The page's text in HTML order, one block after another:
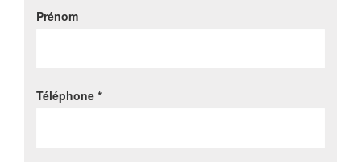
Prénom
Téléphone *